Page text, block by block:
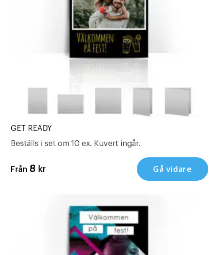
GET READY
Beställs i set om 10 ex. Kuvert ingår.
Från 8 kr Gå vidare